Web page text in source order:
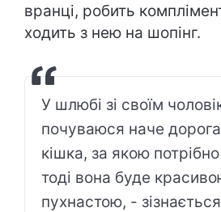
вранці, робить
ходить з нею на шопінг.
У шлюбі зі своїм
почуваюся наче
кішка, за якою
тоді вона буде
пухнастою, -